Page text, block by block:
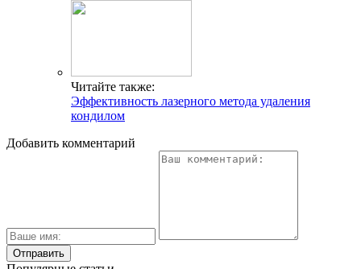
Читайте также:
Эффективность лазерного метода удаления
кондилом
Добавить комментарий